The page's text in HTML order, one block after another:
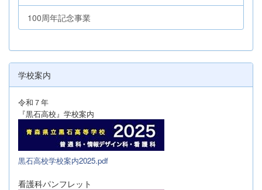
100周年記念事業
学校案内
令和７年
『黒石高校』学校案内
黒石高校学校案内2025.pdf
看護科パンフレット